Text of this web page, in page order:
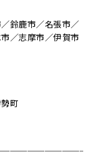
鈴鹿市／名張市／
／志摩市／伊賀市
町